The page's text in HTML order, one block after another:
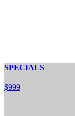
SPECIALS
$999